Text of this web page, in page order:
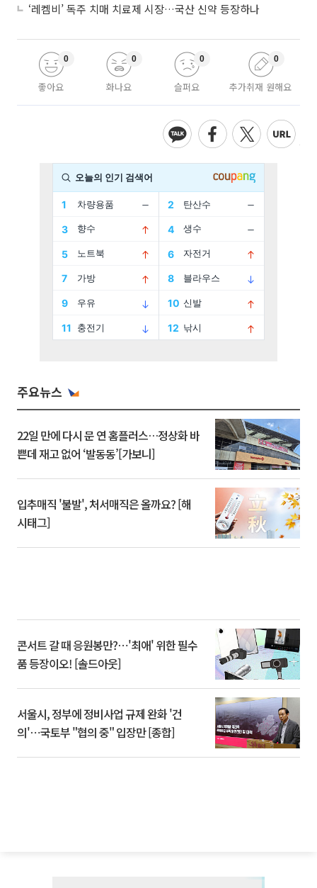
‘레켐비’ 독주 치매 치료제 시장…국산 신약 등장하나
좋아요
0
화나요
0
슬퍼요
0
추가취재 원해요
0
주요뉴스
22일 만에 다시 문 연 홈플러스…정상화 바
쁜데 재고 없어 ‘발동동’[가보니]
입추매직 '불발', 처서매직은 올까요? [해
시태그]
콘서트 갈 때 응원봉만?⋯'최애' 위한 필수
품 등장이오! [솔드아웃]
서울시, 정부에 정비사업 규제 완화 '건
의'⋯국토부 "협의 중" 입장만 [종합]